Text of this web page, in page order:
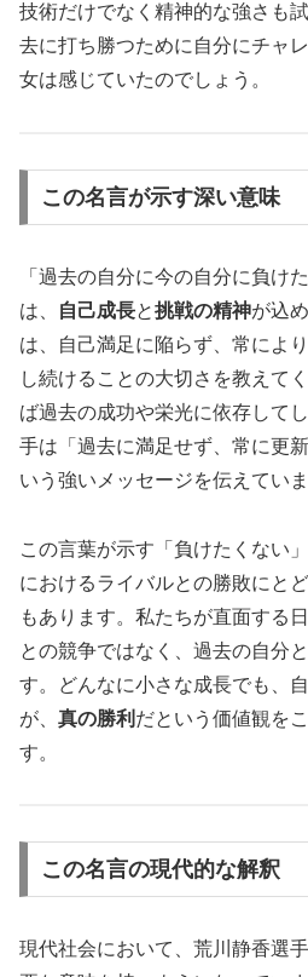
技術だけでなく精神的な強さも
去に打ち勝つために自分にチャ
女は感じていたのでしょう。
この名言が示す深い意味
「過去の自分に今の自分に負け
は、
自己成長と挑戦の精神が込
は、自己満足に陥らず、常によ
し続けることの大切さを教えて
ば過去の成功や栄光に依存して
手は「過去に満足せず、常に更
いう強いメッセージを伝えていま
この言葉が示す「負けたくない
におけるライバルとの勝敗にとど
もあります。私たちが直面する
との競争ではなく、過去の自分
す。どんなに小さな成長でも、
が、 真の勝利 だという価値観を
す。
この名言の現代的な解釈
現代社会において、荒川静香選